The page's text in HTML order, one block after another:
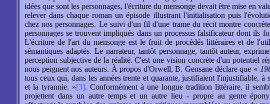
idées que sont les personnages, l'écriture du mensonge devait être mise en
relever dans chaque roman un épisode illustrant l'initialisation puis
chez nos personnages. Le suivi d'un fil d'une trame du récit montre
personnages se trouvent impliqués dans un processus falsificateur dont ils
L'écriture de l'art du mensonge est le fruit de procédés littéraires et de
sémantiques adaptés. Le narrateur, tantôt personnage, tantôt auteur,
perception subjective de la réalité. C'est une vision concrète d'un potentiel
nous peignent nos auteurs. À propos d'Orwell, B. Gensane déclare que «
tous ceux qui, dans les années trente et quarante, justifiaient l'injustifiable, à
et la tyrannie. »[3]. Conformément à une longue tradition littéraire, il
projettent dans un autre temps et un autre lieu - propre au genre